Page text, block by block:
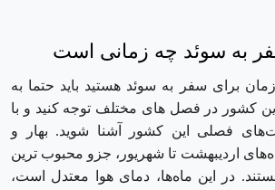
به سوئد چه زمانی است
زمان برای سفر به سوئد هستید باید حتما به
کشور در فصل های مختلف توجه کنید و با
فصلی این کشور آشنا شوید. بهار و
اردیبهشت تا شهریور، جزو محبوب ‌ترین
در این ماه‌ها، دمای هوا معتدل است،